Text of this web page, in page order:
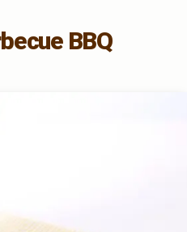
BBQ